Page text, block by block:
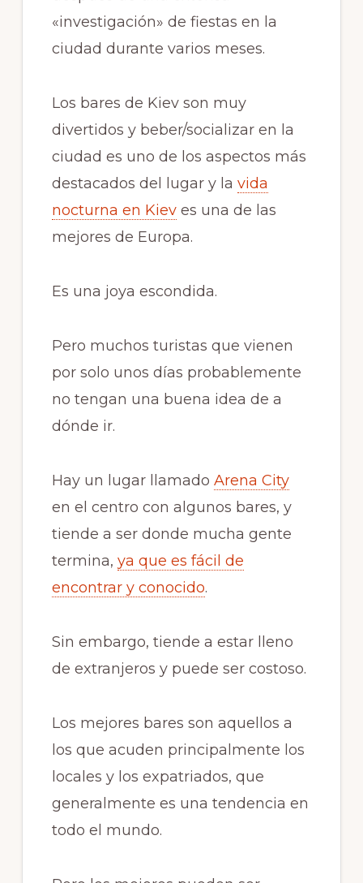
«investigación» de fiestas en la
ciudad durante varios meses.
Los bares de Kiev son muy
divertidos y beber/socializar en la
ciudad es uno de los aspectos más
destacados del lugar y la vida
nocturna en Kieves una de las
mejores de Europa.
Es una joya escondida.
Pero muchos turistas que vienen
por solo unos días probablemente
no tengan una buena idea de a
dónde ir.
Hay un lugar llamado Arena City
en el centro con algunos bares, y
tiende a ser donde mucha gente
termina, ya que es fácil de
encontrar y conocido.
Sin embargo, tiende a estar lleno
de extranjeros y puede ser costoso.
Los mejores bares son aquellos a
los que acuden principalmente los
locales y los expatriados, que
generalmente es una tendencia en
todo el mundo.